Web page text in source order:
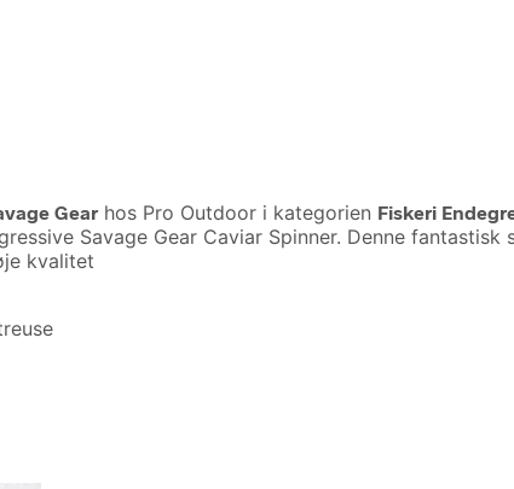
Gear hos Pro Outdoor i kategorien Fiskeri
Savage Gear Caviar Spinner. Denne
kvalitet